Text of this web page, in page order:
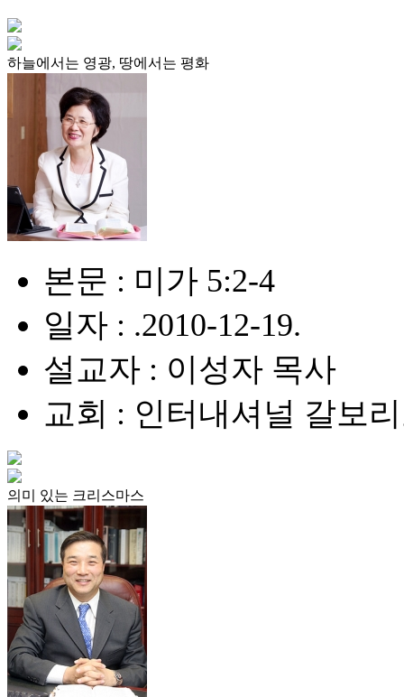
하늘에서는 영광, 땅에서는 평화
본문 : 미가 5:2-4
일자 : .2010-12-19.
설교자 : 이성자 목사
교회 : 인터내셔널 갈보
의미 있는 크리스마스